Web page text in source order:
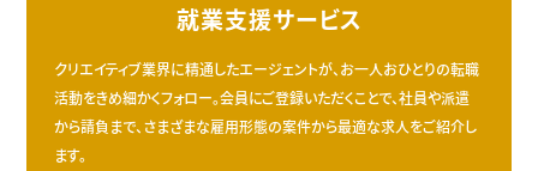
就業支援サービス
クリエイティブ業界に精通したエージェントが、お一人おひとりの転職
活動をきめ細かくフォロー。会員にご登録いただくことで、社員や派遣
から請負まで、さまざまな雇用形態の案件から最適な求人をご紹介し
ます。